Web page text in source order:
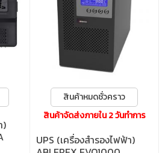
)
สินค้าหมดชั่วคราว
สินค้าจัดส่งภายใน 2 วันทำการ
UPS (เครื่องสำรองไฟฟ้า)